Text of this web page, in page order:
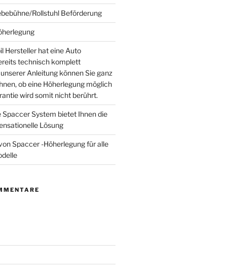
Rollstuhl Beförderung
Hersteller hat eine Auto
technisch komplett
Anleitung können Sie ganz
ob eine Höherlegung möglich
wird somit nicht berührt.
Spaccer System bietet Ihnen die
Lösung
Spaccer -Höherlegung für alle